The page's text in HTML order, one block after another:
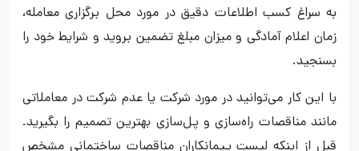
به سراغ کسب اطلاعات دقیق در مورد محل برگزاری معامله،
زمان اعلام آمادگی و میزان مبلغ تضمین بروید و شرایط خود را
بسنجید.
با این کار می‌توانید در مورد شرکت یا عدم شرکت در معاملاتی
مانند مناقصات راه‌سازی و پل‌سازی بهترین تصمیم را بگیرید.